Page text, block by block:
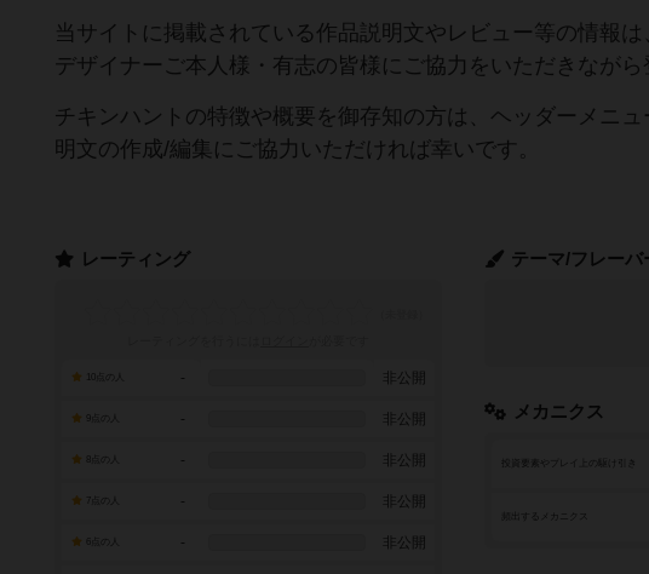
当サイトに掲載されている作品説明文やレビュー等の情報
デザイナーご本人様・有志の皆様にご協力をいただきながら
チキンハントの特徴や概要を御存知の方は、ヘッダーメニ
明文の作成/編集にご協力いただければ幸いです。
テーマ/フレーバ
メカニクス
投資要素やプレイ上の駆け引き
頻出するメカニクス
レーティング
- 非公開
- 非公開
- 非公開
7点の人 - 非公開
- 非公開